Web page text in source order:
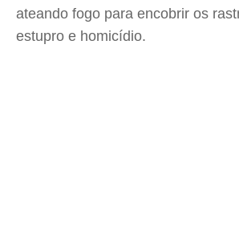
ateando fogo para encobrir os
estupro e homicídio.